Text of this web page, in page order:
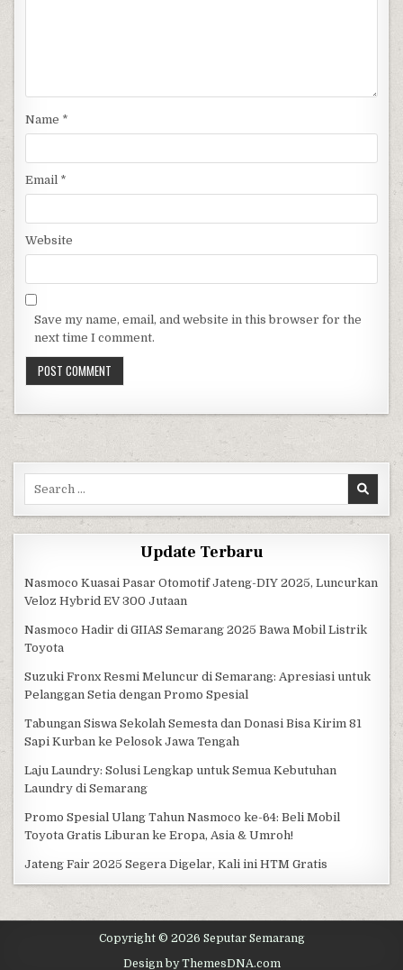
Name *
Email *
Website
Save my name, email, and website in this browser for the
next time I comment.
Search for:
Update Terbaru
Nasmoco Kuasai Pasar Otomotif Jateng-DIY 2025, Luncurkan
Veloz Hybrid EV 300 Jutaan
Nasmoco Hadir di GIIAS Semarang 2025 Bawa Mobil Listrik
Toyota
Suzuki Fronx Resmi Meluncur di Semarang: Apresiasi untuk
Pelanggan Setia dengan Promo Spesial
Tabungan Siswa Sekolah Semesta dan Donasi Bisa Kirim 81
Sapi Kurban ke Pelosok Jawa Tengah
Laju Laundry: Solusi Lengkap untuk Semua Kebutuhan
Laundry di Semarang
Promo Spesial Ulang Tahun Nasmoco ke-64: Beli Mobil
Toyota Gratis Liburan ke Eropa, Asia & Umroh!
Jateng Fair 2025 Segera Digelar, Kali ini HTM Gratis
Copyright © 2026 Seputar Semarang
Design by ThemesDNA.com